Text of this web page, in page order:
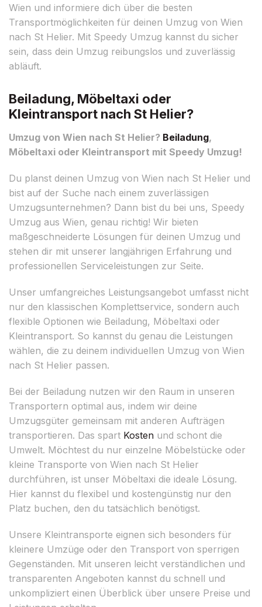
Wien und informiere dich über die besten
Transportmöglichkeiten für deinen Umzug von Wien
nach St Helier. Mit Speedy Umzug kannst du sicher
sein, dass dein Umzug reibungslos und zuverlässig
abläuft.
Beiladung, Möbeltaxi oder
Kleintransport nach St Helier?
Umzug von Wien nach St Helier? Beiladung,
Möbeltaxi oder Kleintransport mit Speedy Umzug!
Du planst deinen Umzug von Wien nach St Helier und
bist auf der Suche nach einem zuverlässigen
Umzugsunternehmen? Dann bist du bei uns, Speedy
Umzug aus Wien, genau richtig! Wir bieten
maßgeschneiderte Lösungen für deinen Umzug und
stehen dir mit unserer langjährigen Erfahrung und
professionellen Serviceleistungen zur Seite.
Unser umfangreiches Leistungsangebot umfasst nicht
nur den klassischen Komplettservice, sondern auch
flexible Optionen wie Beiladung, Möbeltaxi oder
Kleintransport. So kannst du genau die Leistungen
wählen, die zu deinem individuellen Umzug von Wien
nach St Helier passen.
Bei der Beiladung nutzen wir den Raum in unseren
Transportern optimal aus, indem wir deine
Umzugsgüter gemeinsam mit anderen Aufträgen
transportieren. Das spart Kosten und schont die
Umwelt. Möchtest du nur einzelne Möbelstücke oder
kleine Transporte von Wien nach St Helier
durchführen, ist unser Möbeltaxi die ideale Lösung.
Hier kannst du flexibel und kostengünstig nur den
Platz buchen, den du tatsächlich benötigst.
Unsere Kleintransporte eignen sich besonders für
kleinere Umzüge oder den Transport von sperrigen
Gegenständen. Mit unseren leicht verständlichen und
transparenten Angeboten kannst du schnell und
unkompliziert einen Überblick über unsere Preise und